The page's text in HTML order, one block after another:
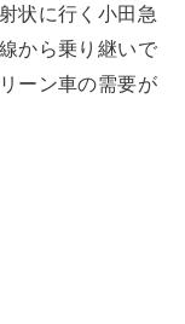
状に行く小田急
から乗り継いで
ーン車の需要が